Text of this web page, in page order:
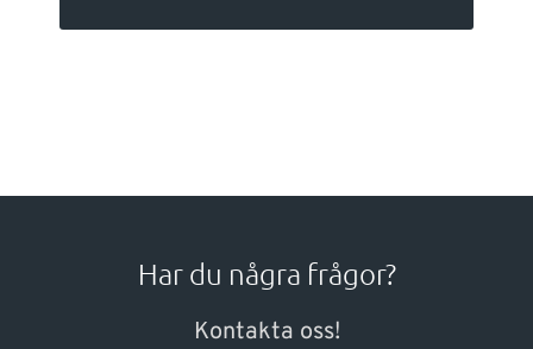
Har du några frågor?
Kontakta oss!